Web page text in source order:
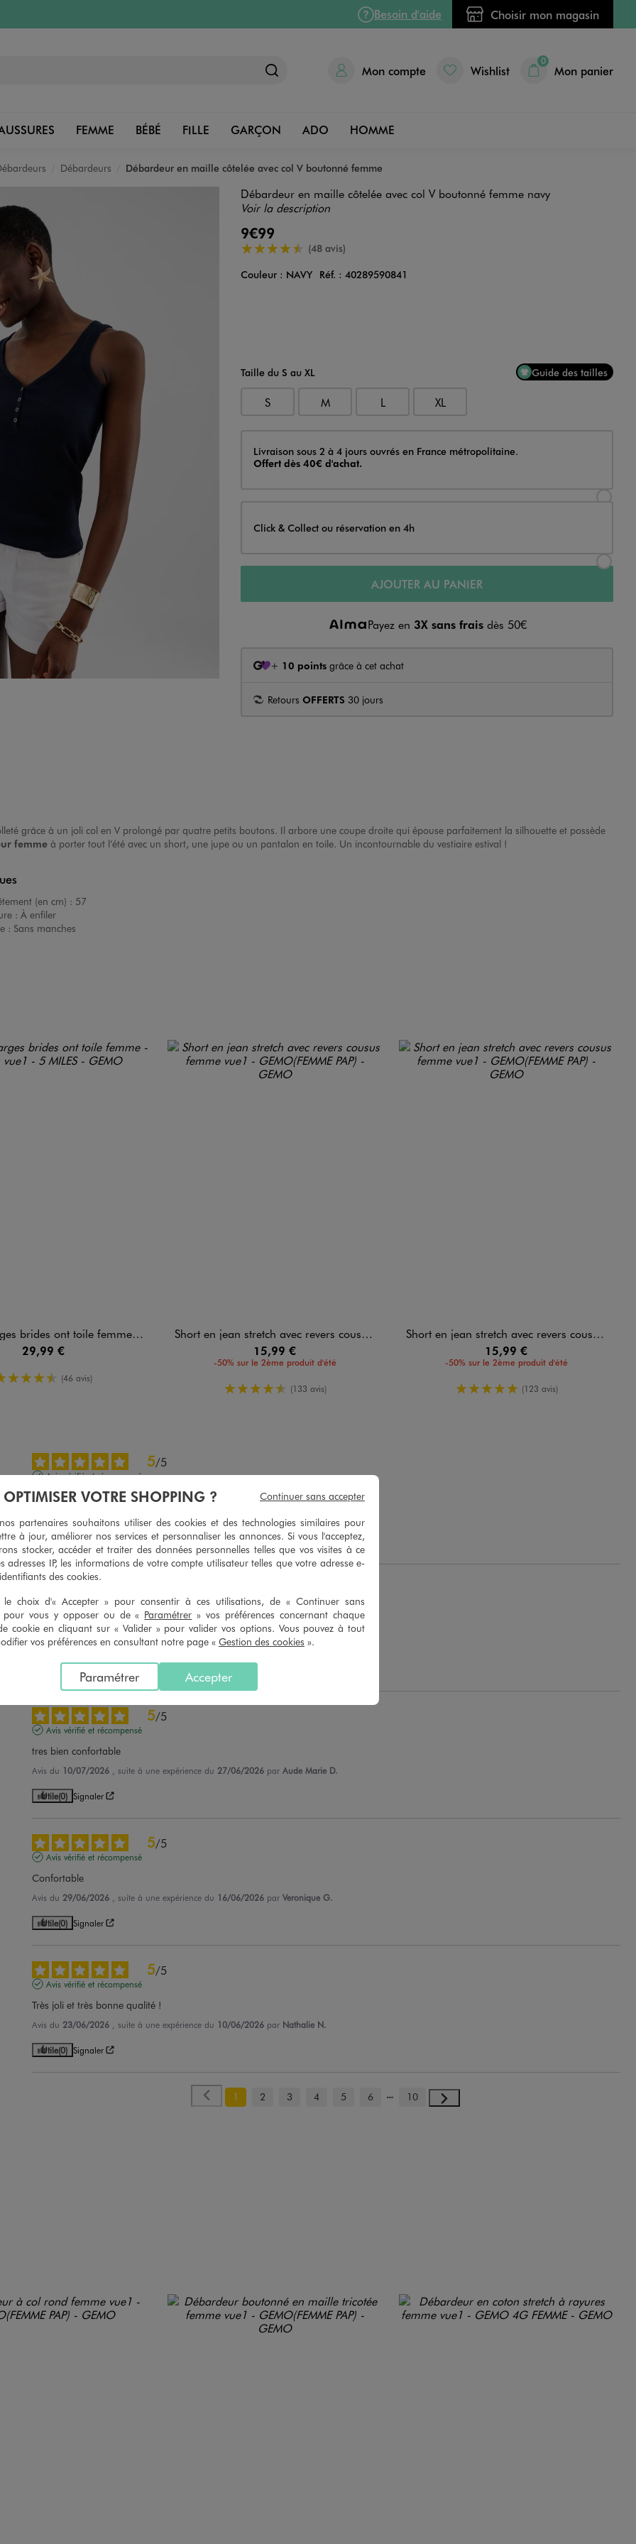
Besoin d'aide Choisir mon magasin
Mon compte Wishlist
0
Mon panier
FEMME BÉBÉ FILLE GARÇON ADO HOMME
Débardeurs Débardeur en maille côtelée avec col V boutonné femme
Débardeur en maille côtelée avec col V boutonné femme navy
Voir la description
9€99
4.5/5 de moyenne
(48 avis)
Couleur
Couleur : NAVY Réf. : 40289590841
Taille du S au XL Guide des tailles
S M L XL
Livraison
Livraison sous 2 à 4 jours ouvrés en France métropolitaine.
Offert dès 40€ d'achat.
Click & Collect ou réservation en 4h
AJOUTER AU PANIER
Payez en 3X sans fraisdès 50€
+ 10 pointsgrâce à cet achat
Retours OFFERTS 30 jours
grâce à un joli col en V prolongé par quatre petits boutons. Il arbore une coupe droite qui épouse parfaitement la silhouette et possède
femme à porter tout l’été avec un short, une jupe ou un pantalon en toile. Un incontournable du vestiaire estival !
(en cm) : 57
: À enfiler
: Sans manches
brides ont toile femme - 5 Miles
29,99 €
4.5/5 de moyenne
(46 avis)
Short en jean stretch avec revers cousus femme
15,99 €
-50% sur le 2ème produit d'été
4.5/5 de moyenne
(133 avis)
Short en jean stretch avec revers cousus femme
15,99 €
-50% sur le 2ème produit d'été
5/5 de moyenne
(123 avis)
5/5
Avis vérifié et récompensé
Impeccable,belle tenue
Avis du 22/07/2026 , suite à une expérience du09/07/2026 par Sylvie P.
Utile(0) Signaler
Avis vérifié et récompensé
Ras
Avis du11/07/2026 , suite à une expérience du 29/06/2026 parChristine G.
(0)
5/5
Avis vérifié et récompensé
tres bien confortable
Avis du 10/07/2026 , suite à une expérience du 27/06/2026 par Aude Marie D.
Utile(0) Signaler
5/5
Avis vérifié et récompensé
Confortable
Avis du 29/06/2026 , suite à une expérience du 16/06/2026 par Veronique G.
Utile(0) Signaler
5/5
Avis vérifié et récompensé
Très joli et très bonne qualité !
Avis du 23/06/2026 , suite à une expérience du 10/06/2026 par Nathalie N.
Utile(0) Signaler
1 2 3 4 5 6 10
OPTIMISER VOTRE SHOPPING ?
partenaires souhaitons utiliser des cookies et des technologies similaires pour
à jour, améliorer nos services et personnaliser les annonces. Si vous l'acceptez,
stocker, accéder et traiter des données personnelles telles que vos visites à ce
adresses IP, les informations de votre compte utilisateur telles que votre adresse e-
des cookies.
le choix d'« Accepter » pour consentir à ces utilisations, de « Continuer sans
pour vous y opposer ou de « Paramétrer » vos préférences concernant chaque
cookie en cliquant sur « Valider » pour valider vos options. Vous pouvez à tout
vos préférences en consultant notre page « Gestion des cookies ».
Accepter
Paramétrer
Continuer sans accepter